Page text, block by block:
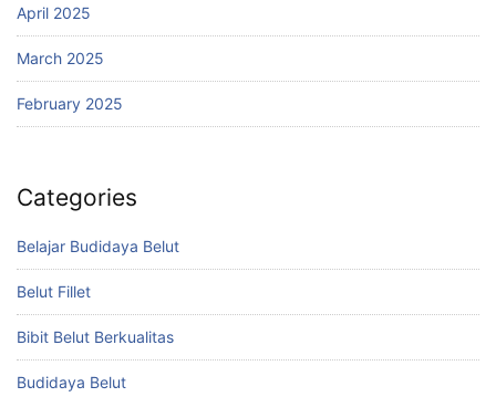
April 2025
March 2025
February 2025
Categories
Belajar Budidaya Belut
Belut Fillet
Bibit Belut Berkualitas
Budidaya Belut